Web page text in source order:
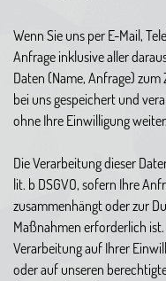
Wenn Sie uns per E-Mail,
Anfrage inklusive aller
Daten (Name, Anfrage)
bei uns gespeichert und
ohne Ihre Einwilligung weiter.
Die Verarbeitung dieser
lit. b DSGVO, sofern Ihre
zusammenhängt oder zur
Maßnahmen erforderlich
Verarbeitung auf Ihrer
oder auf unseren